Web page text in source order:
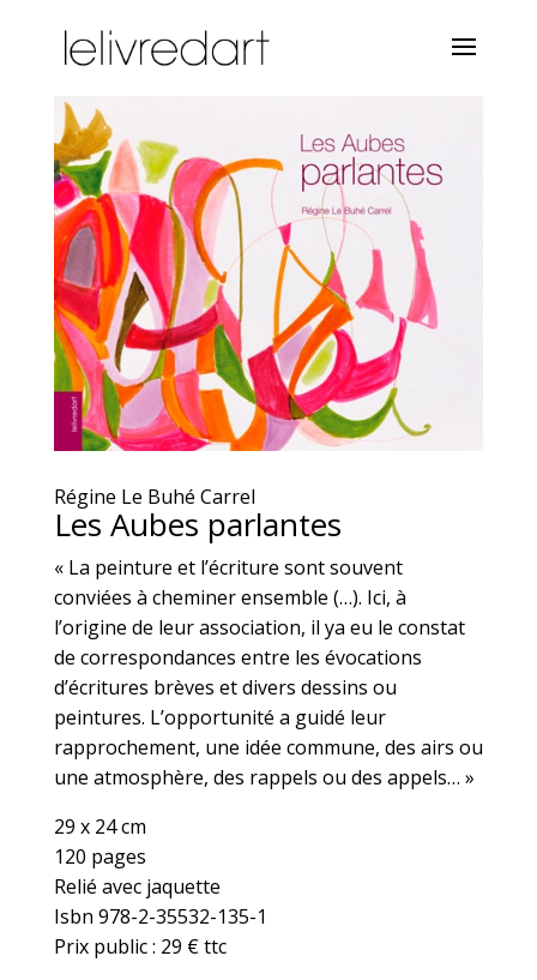
Régine Le Buhé Carrel
Les Aubes parlantes
« La peinture et l’écriture sont souvent
conviées à cheminer ensemble (…). Ici, à
l’origine de leur association, il ya eu le constat
de correspondances entre les évocations
d’écritures brèves et divers dessins ou
peintures. L’opportunité a guidé leur
rapprochement, une idée commune, des airs ou
une atmosphère, des rappels ou des appels… »
29 x 24 cm
120 pages
Relié avec jaquette
Isbn 978-2-35532-135-1
Prix public : 29 € ttc